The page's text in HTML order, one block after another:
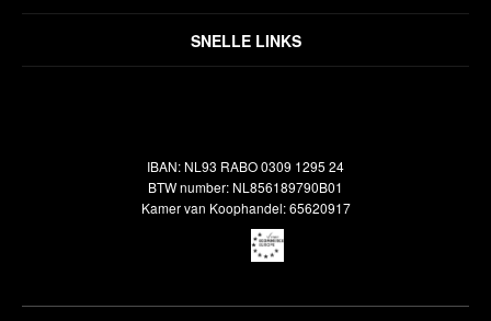
SNELLE LINKS
Inspiratie
Veelgestelde vragen
Disclaimer
Verzendbeleid
IBAN: NL93 RABO 0309 1295 24
BTW number: NL856189790B01
Kamer van Koophandel: 65620917